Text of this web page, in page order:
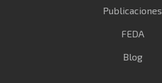
Publicaciones
FEDA
Blog